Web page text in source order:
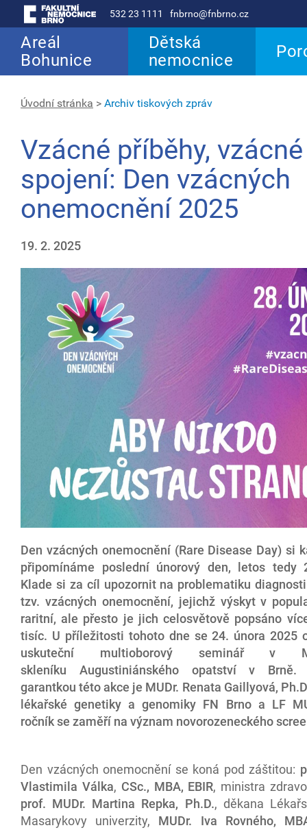
532 23 1111 fnbrno@fnbrno.cz
Areál
Bohunice
Dětská
nemocnice
Úvodní stránka > Archiv tiskových zpráv
Vzácné příběhy, vzácné
spojení: Den vzácných
onemocnění 2025
19. 2. 2025
Den vzácných onemocnění (Rare Disease Day) si
připomínáme poslední únorový den, letos tedy
Klade si za cíl upozornit na problematiku
tzv. vzácných onemocnění, jejichž výskyt v
raritní, ale přesto je jich celosvětově popsáno
tisíc. U příležitosti tohoto dne se 24. února 2025
uskuteční multioborový seminář v
skleníku Augustiniánského opatství v Brně.
garantkou této akce je MUDr. Renata Gaillyová,
lékařské genetiky a genomiky FN Brno a LF
ročník se zaměří na význam novorozeneckého
Den vzácných onemocnění se koná pod záštitou:
Vlastimila Válka, CSc., MBA, EBIR, ministra
prof. MUDr. Martina Repka, Ph.D., děkana
Masarykovy univerzity, MUDr.
Iva Rovného,